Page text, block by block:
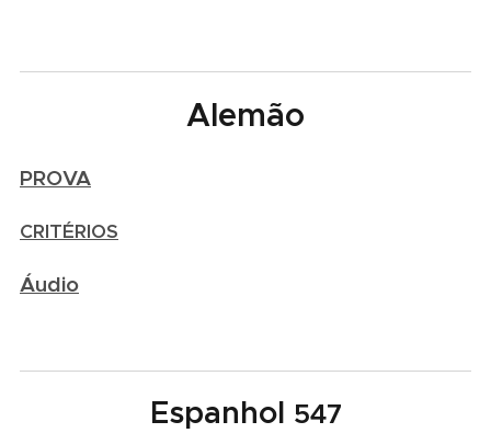
Alemão
PROVA
CRITÉRIOS
Áudio
Espanhol 547